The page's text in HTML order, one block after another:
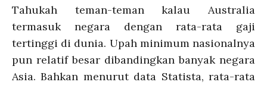
Tahukah teman-teman kalau Australia
termasuk negara dengan rata-rata gaji
tertinggi di dunia. Upah minimum nasionalnya
pun relatif besar dibandingkan banyak negara
Asia. Bahkan menurut data Statista, rata-rata